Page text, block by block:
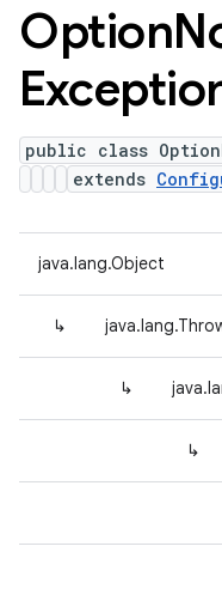
Option
public class
extends
java.lang.Object
↳
↳
↳